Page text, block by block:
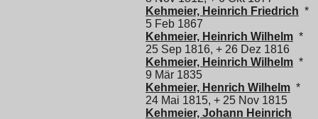
Kehmeier, Heinrich Friedrich *
5 Feb 1867
Kehmeier, Heinrich Wilhelm *
25 Sep 1816, + 26 Dez 1816
Kehmeier, Heinrich Wilhelm *
9 Mär 1835
Kehmeier, Henrich Wilhelm *
24 Mai 1815, + 25 Nov 1815
Kehmeier, Johann Heinrich